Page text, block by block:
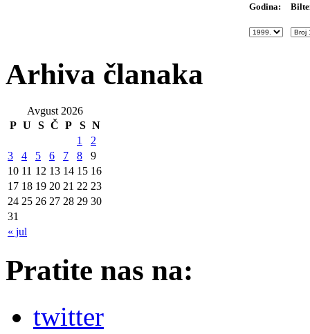
Godina:
Arhiva članaka
Avgust 2026
P U S Č P S N
« jul
1
2
3
4 5 6 7 8
9
10 11 12 13 14 15 16
17 18 19 20 21 22 23
24 25 26 27 28 29 30
31
Pratite nas na:
twitter